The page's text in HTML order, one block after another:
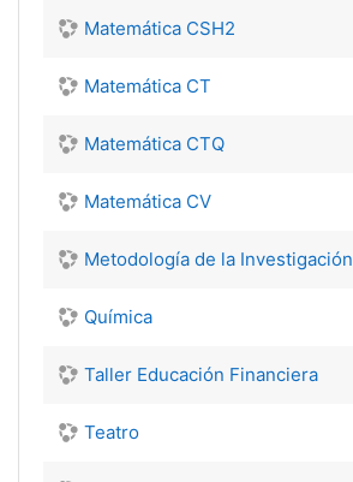
Matemática CSH2
Matemática CT
Matemática CTQ
Matemática CV
Metodología de la Investigación
Química
Taller Educación Financiera
Teatro